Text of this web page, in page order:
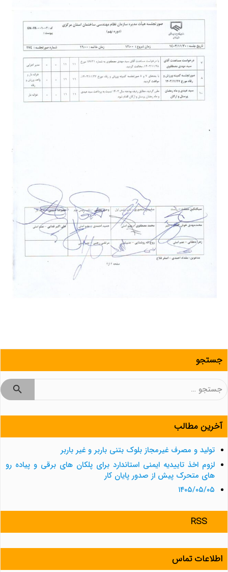
جستجو
جستجو
آخرین مطالب
تولید و مصرف غیرمجاز بلوک بتنی باربر و غیر باربر
لزوم اخذ تاییدیه ایمنی استاندارد برای پلکان های برقی و پیاده رو
های متحرک پیش از صدور پایان کار
۱۴۰۵/۰۵/۰۵
RSS
اطلاعات تماس